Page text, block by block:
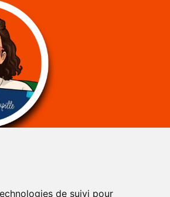
de suivi pour